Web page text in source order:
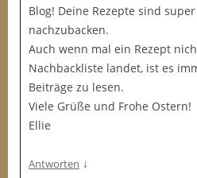
Blog! Deine Rezepte sind
nachzubacken.
Auch wenn mal ein Rezept
Nachbackliste landet, ist es
Beiträge zu lesen.
Viele Grüße und Frohe Ostern!
Ellie
Antworten ↓